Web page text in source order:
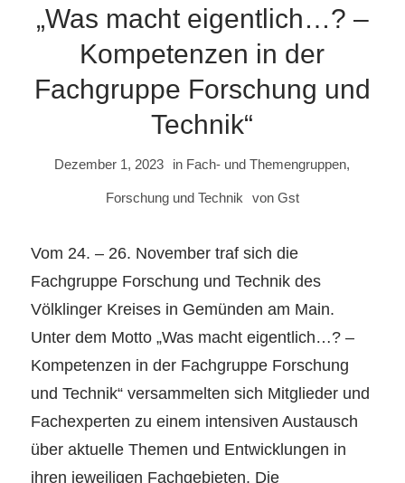
„Was macht eigentlich…? –
Kompetenzen in der
Fachgruppe Forschung und
Technik“
Dezember 1, 2023 in Fach- und Themengruppen,
Forschung und Technik von Gst
Vom 24. – 26. November traf sich die
Fachgruppe Forschung und Technik des
Völklinger Kreises in Gemünden am Main.
Unter dem Motto „Was macht eigentlich…? –
Kompetenzen in der Fachgruppe Forschung
und Technik“ versammelten sich Mitglieder und
Fachexperten zu einem intensiven Austausch
über aktuelle Themen und Entwicklungen in
ihren jeweiligen Fachgebieten. Die